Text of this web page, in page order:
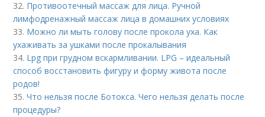
32. Противоотечный массаж для лица. Ручной
лимфодренажный массаж лица в домашних условиях
33. Можно ли мыть голову после прокола уха. Как
ухаживать за ушками после прокалывания
34. Lpg при грудном вскармливании. LPG – идеальный
способ восстановить фигуру и форму живота после
родов!
35.Что нельзя после Ботокса. Чего нельзя делать после
процедуры?